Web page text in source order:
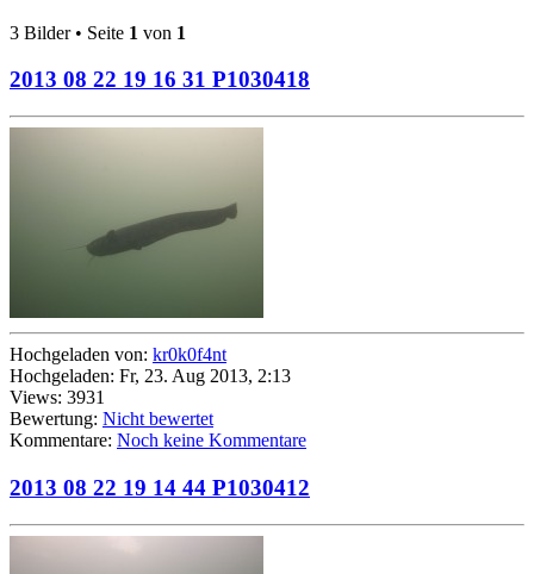
3 Bilder • Seite 1 von 1
2013 08 22 19 16 31 P1030418
Hochgeladen von: kr0k0f4nt
Hochgeladen: Fr, 23. Aug 2013, 2:13
Views: 3931
Bewertung: Nicht bewertet
Kommentare: Noch keine Kommentare
2013 08 22 19 14 44 P1030412